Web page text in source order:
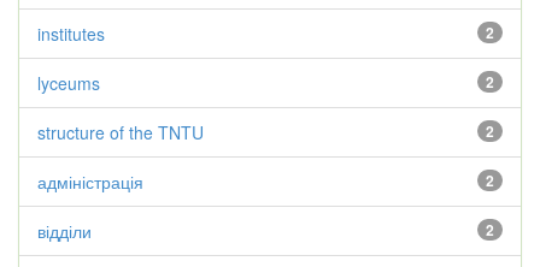
2
institutes
2
lyceums
2
structure of the TNTU
2
адміністрація
2
відділи